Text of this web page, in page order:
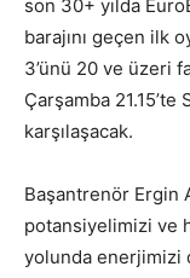
son 30+ yılda
barajını geçen ilk
3’ünü 20 ve üzeri
Çarşamba
karşılaşacak.
Başantrenör Ergin
potansiyelimizi ve
yolunda enerjimizi